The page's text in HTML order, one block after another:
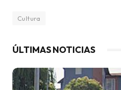
Cultura
ÚLTIMAS NOTICIAS